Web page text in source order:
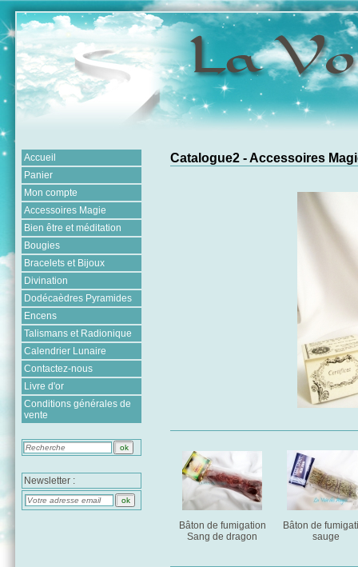
Accueil
Panier
Mon compte
Accessoires Magie
Bien être et méditation
Bougies
Bracelets et Bijoux
Divination
Dodécaèdres Pyramides
Encens
Talismans et Radionique
Calendrier Lunaire
Contactez-nous
Livre d'or
Conditions générales de
vente
Newsletter :
Catalogue2 - Accessoires
Bâton de fumigation
Sang de dragon
Bâton de
sauge